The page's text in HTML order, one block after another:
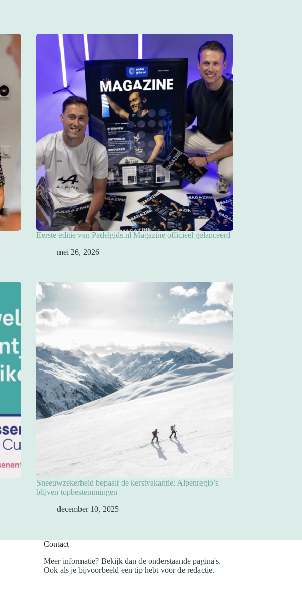
Eerste editie van Padelgids.nl Magazine officieel gelanceerd
mei 26, 2026
Sneeuwzekerheid bepaalt de kerstvakantie: Alpenregio’s
blijven topbestemmingen
december 10, 2025
Contact
Meer informatie? Bekijk dan de onderstaande pagina's.
Ook als je bijvoorbeeld een tip hebt voor de redactie.